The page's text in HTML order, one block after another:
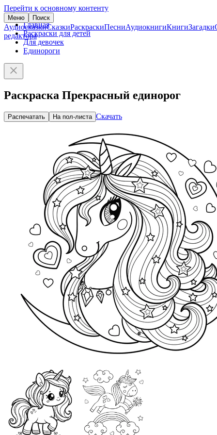
Перейти к основному контенту
Меню Поиск
АудиосказкиСказкиРаскраскиПесниАудиокнигиКнигиЗагадки
редактора
Главная
Раскраски для детей
Для девочек
Единороги
Раскраска Прекрасный единорог
Распечатать На пол-листа Скачать